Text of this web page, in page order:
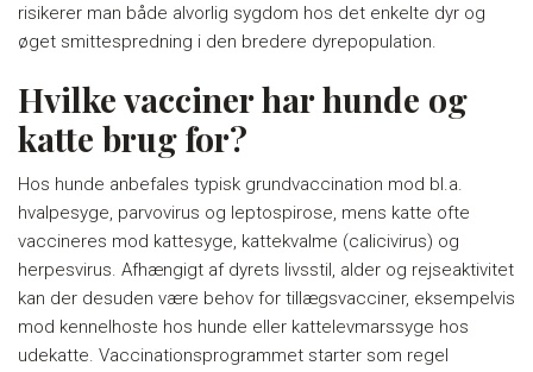
risikerer man både alvorlig sygdom hos det enkelte dyr og
øget smittespredning i den bredere dyrepopulation.
Hvilke vacciner har hunde og
katte brug for?
Hos hunde anbefales typisk grundvaccination mod bl.a.
hvalpesyge, parvovirus og leptospirose, mens katte ofte
vaccineres mod kattesyge, kattekvalme (calicivirus) og
herpesvirus. Afhængigt af dyrets livsstil, alder og rejseaktivitet
kan der desuden være behov for tillægsvacciner, eksempelvis
mod kennelhoste hos hunde eller kattelevmarssyge hos
udekatte. Vaccinationsprogrammet starter som regel